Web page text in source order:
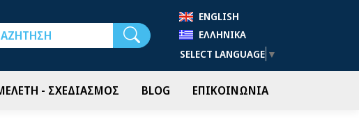
ENGLISH
ΕΛΛΗΝΙΚΆ
SELECT LANGUAGE ▼
- ΣΧΕΔΙΑΣΜΟΣ BLOG ΕΠΙΚΟΙΝΩΝΙΑ